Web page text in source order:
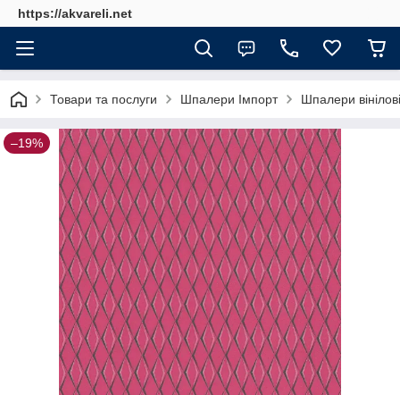
https://akvareli.net
Товари та послуги Шпалери Імпорт Шпалери
–19%